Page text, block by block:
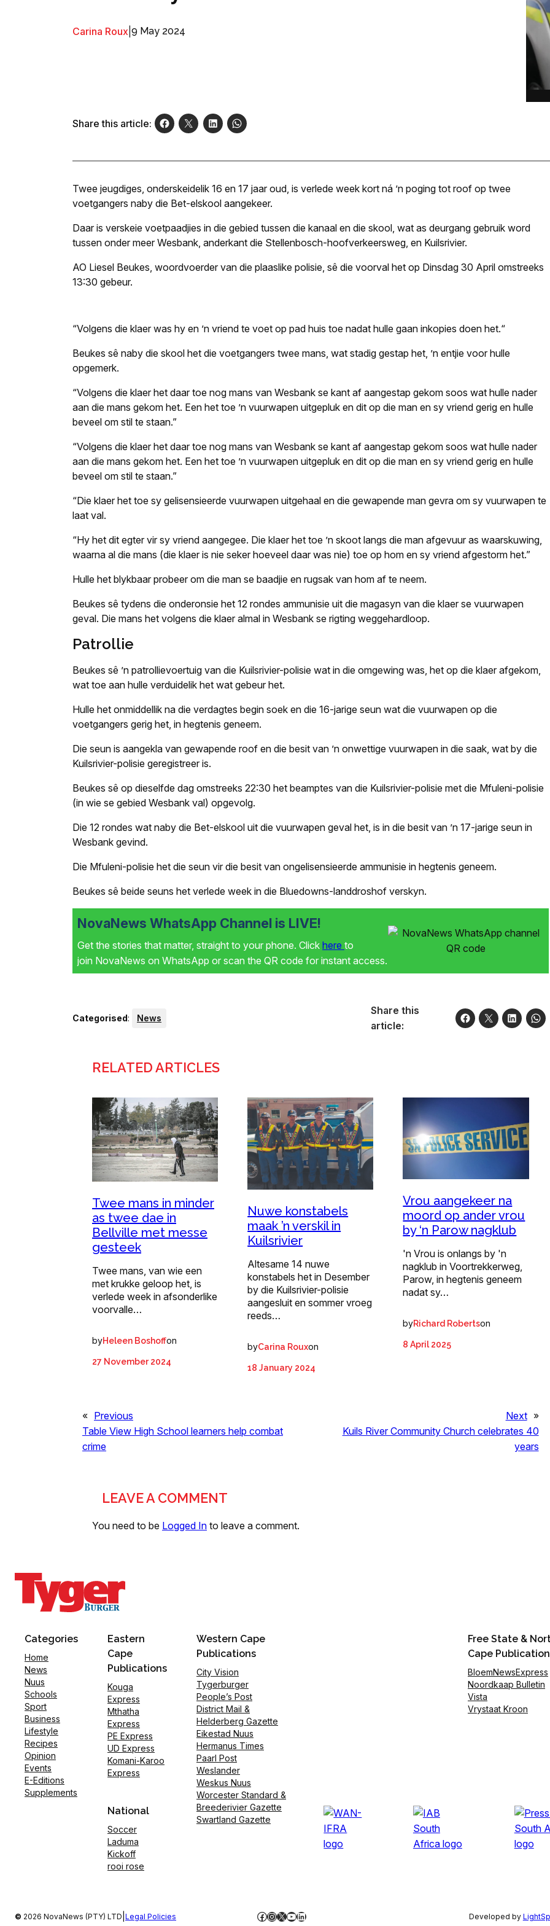
Carina Roux 9 May 2024
Share this article:
Twee jeugdiges, onderskeidelik 16 en 17 jaar oud, is verlede week kort ná ’n poging tot roof op twee
voetgangers naby die Bet-elskool aangekeer.
Daar is verskeie voetpaadjies in die gebied tussen die kanaal en die skool, wat as deurgang gebruik word
tussen onder meer Wesbank, anderkant die Stellenbosch-hoofverkeersweg, en Kuilsrivier.
AO Liesel Beukes, woordvoerder van die plaaslike polisie, sê die voorval het op Dinsdag 30 April omstreeks
13:30 gebeur.
“Volgens die klaer was hy en ’n vriend te voet op pad huis toe nadat hulle gaan inkopies doen het.“
Beukes sê naby die skool het die voetgangers twee mans, wat stadig gestap het, ’n entjie voor hulle
opgemerk.
“Volgens die klaer het daar toe nog mans van Wesbank se kant af aangestap gekom soos wat hulle nader
aan die mans gekom het. Een het toe ’n vuurwapen uitgepluk en dit op die man en sy vriend gerig en hulle
beveel om stil te staan.”
“Volgens die klaer het daar toe nog mans van Wesbank se kant af aangestap gekom soos wat hulle nader
aan die mans gekom het. Een het toe ’n vuurwapen uitgepluk en dit op die man en sy vriend gerig en hulle
beveel om stil te staan.”
“Die klaer het toe sy gelisensieerde vuurwapen uitgehaal en die gewapende man gevra om sy vuurwapen te
laat val.
“Hy het dit egter vir sy vriend aangegee. Die klaer het toe ’n skoot langs die man afgevuur as waarskuwing,
waarna al die mans (die klaer is nie seker hoeveel daar was nie) toe op hom en sy vriend afgestorm het.”
Hulle het blykbaar probeer om die man se baadjie en rugsak van hom af te neem.
Beukes sê tydens die onderonsie het 12 rondes ammunisie uit die magasyn van die klaer se vuurwapen
geval. Die mans het volgens die klaer almal in Wesbank se rigting weggehardloop.
Patrollie
Beukes sê ’n patrollievoertuig van die Kuilsrivier-polisie wat in die omgewing was, het op die klaer afgekom,
wat toe aan hulle verduidelik het wat gebeur het.
Hulle het onmiddellik na die verdagtes begin soek en die 16-jarige seun wat die vuurwapen op die
voetgangers gerig het, in hegtenis geneem.
Die seun is aangekla van gewapende roof en die besit van ’n onwettige vuurwapen in die saak, wat by die
Kuilsrivier-polisie geregistreer is.
Beukes sê op dieselfde dag omstreeks 22:30 het beamptes van die Kuilsrivier-polisie met die Mfuleni-polisie
(in wie se gebied Wesbank val) opgevolg.
Die 12 rondes wat naby die Bet-elskool uit die vuurwapen geval het, is in die besit van ’n 17-jarige seun in
Wesbank gevind.
Die Mfuleni-polisie het die seun vir die besit van ongelisensieerde ammunisie in hegtenis geneem.
Beukes sê beide seuns het verlede week in die Bluedowns-landdroshof verskyn.
NovaNews WhatsApp Channel is LIVE!
Get the stories that matter, straight to your phone. Click here to
join NovaNews on WhatsApp or scan the QR code for instant access.
Categorised: News
Share this
article:
RELATED ARTICLES
Twee mans in minder
as twee dae in
Bellville met messe
gesteek
Twee mans, van wie een
met krukke geloop het, is
verlede week in afsonderlike
voorvalle…
byHeleen Boshoffon
27 November 2024
Nuwe konstabels
maak ’n verskil in
Kuilsrivier
Altesame 14 nuwe
konstabels het in Desember
by die Kuilsrivier-polisie
aangesluit en sommer vroeg
reeds…
byCarina Rouxon
18 January 2024
Vrou aangekeer na
moord op ander vrou
by ‘n Parow nagklub
'n Vrou is onlangs by 'n
nagklub in Voortrekkerweg,
Parow, in hegtenis geneem
nadat sy…
byRichard Robertson
8 April 2025
« Previous
Table View High School learners help combat
crime
Next »
Kuils River Community Church celebrates 40
years
LEAVE A COMMENT
You need to be Logged In to leave a comment.
Categories
Home
News
Nuus
Schools
Sport
Business
Lifestyle
Recipes
Opinion
Events
E-Editions
Supplements
Eastern
Cape
Publications
Kouga
Express
Mthatha
Express
PE Express
UD Express
Komani-Karoo
Express
National
Soccer
Laduma
Kickoff
rooi rose
Western Cape
Publications
City Vision
Tygerburger
People’s Post
District Mail &
Helderberg Gazette
Eikestad Nuus
Hermanus Times
Paarl Post
Weslander
Weskus Nuus
Worcester Standard &
Breederivier Gazette
Swartland Gazette
Free State &
Cape
BloemNewsExpress
Noordkaap Bulletin
Vista
Vrystaat Kroon
© 2026 NovaNews (PTY) LTD Legal Policies Facebook
Instagram
X YouTube
LinkedIn Developed by